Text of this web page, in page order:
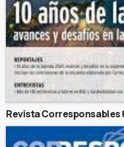
Revista Corresponsables